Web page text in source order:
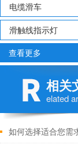
电缆滑车
滑触线指示灯
查看更多
相关
elated
如何选择适合您需